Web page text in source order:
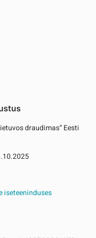
draudimas“ Eesti
iseteeninduses